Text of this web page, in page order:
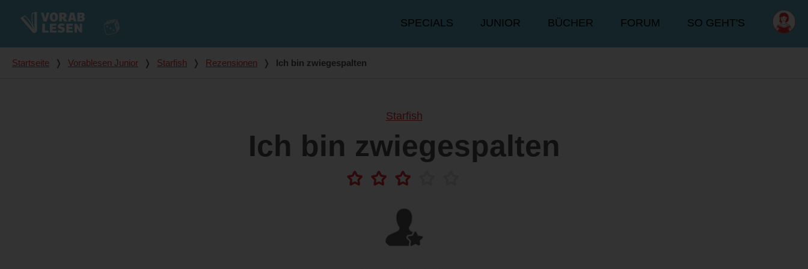
Hauptmenü
SPECIALS JUNIOR BÜCHER FORUM SO GEHT'S
Du bist hier
Startseite ❭ Vorablesen Junior ❭ Starfish ❭ Rezensionen ❭ Ich bin zwiegespalten
Starfish
Ich bin zwiegespalten